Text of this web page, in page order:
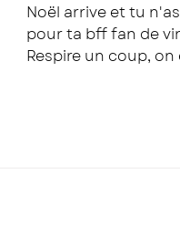
Noël arrive et tu
pour ta bff fan de
Respire un coup,